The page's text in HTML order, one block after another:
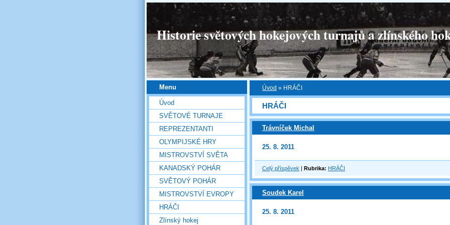
Historie světových hokejových turnajů a zlínského
Úvod » HRÁČI
HRÁČI
Trávníček Michal
25. 8. 2011
Celý příspěvek | Rubrika: HRÁČI
Soudek Karel
25. 8. 2011
Menu
Úvod
SVĚTOVÉ TURNAJE
REPREZENTANTI
OLYMPIJSKÉ HRY
MISTROVSTVÍ SVĚTA
KANADSKÝ POHÁR
SVĚTOVÝ POHÁR
MISTROVSTVÍ EVROPY
HRÁČI
Zlínský hokej